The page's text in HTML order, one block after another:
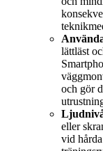
lättläst
och gör
eller
vid